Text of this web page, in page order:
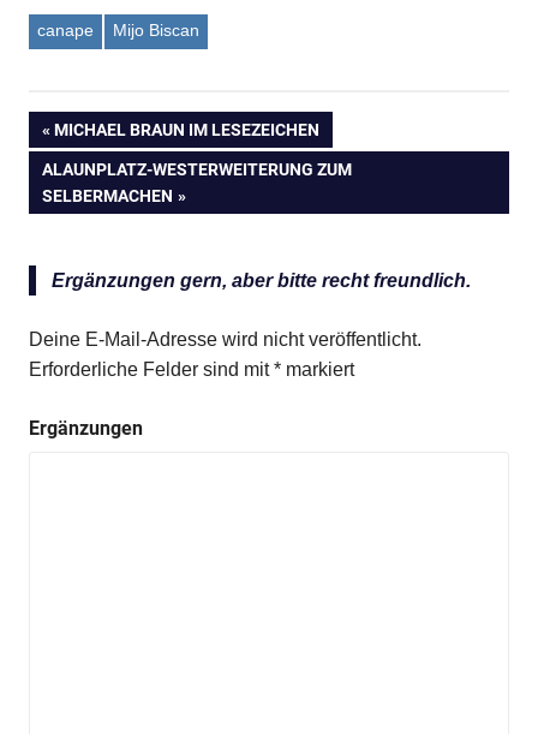
canape Mijo Biscan
Beitragsnavigation
VORHERIGER
BEITRAG:
MICHAEL BRAUN IM LESEZEICHEN
NÄCHSTER
BEITRAG:
ALAUNPLATZ-WESTERWEITERUNG ZUM
SELBERMACHEN
Ergänzungen gern, aber bitte recht freundlich.
Deine E-Mail-Adresse wird nicht veröffentlicht.
Erforderliche Felder sind mit* markiert
Ergänzungen